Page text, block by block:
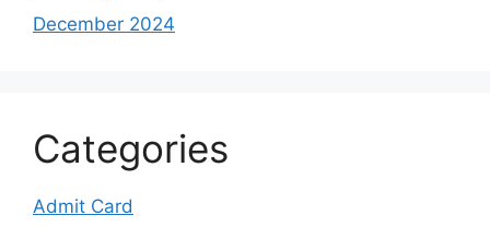
December 2024
Categories
Admit Card